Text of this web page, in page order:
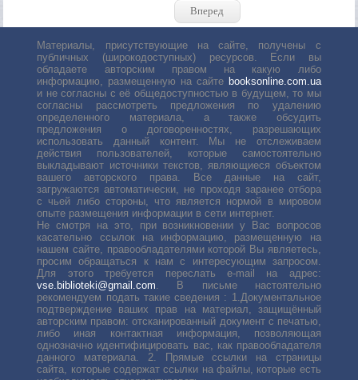
Вперед
Материалы, присутствующие на сайте, получены с
публичных (широкодоступных) ресурсов. Если вы
обладаете авторским правом на какую либо
информацию, размещенную на сайте booksonline.com.ua
и не согласны с её общедоступностью в будущем, то мы
согласны рассмотреть предложения по удалению
определенного материала, а также обсудить
предложения о договоренностях, разрешающих
использовать данный контент. Мы не отслеживаем
действия пользователей, которые самостоятельно
выкладывают источники текстов, являющиеся объектом
вашего авторского права. Все данные на сайт,
загружаются автоматически, не проходя заранее отбора
с чьей либо стороны, что является нормой в мировом
опыте размещения информации в сети интернет.
Не смотря на это, при возникновении у Вас вопросов
касательно ссылок на информацию, размещенную на
нашем сайте, правообладателями которой Вы являетесь,
просим обращаться к нам с интересующим запросом.
Для этого требуется переслать е-mail на адрес:
vse.biblioteki@gmail.com . В письме настоятельно
рекомендуем подать такие сведения : 1.Документальное
подтверждение ваших прав на материал, защищённый
авторским правом: отсканированный документ с печатью,
либо иная контактная информация, позволяющая
однозначно идентифицировать вас, как правообладателя
данного материала. 2. Прямые ссылки на страницы
сайта, которые содержат ссылки на файлы, которые есть